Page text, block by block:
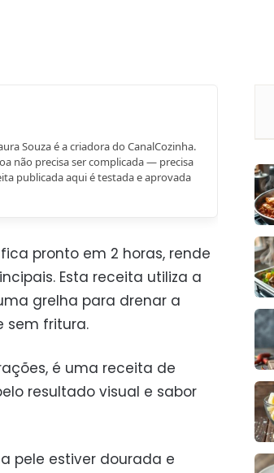
Souza é a criadora do CanalCozinha.
não precisa ser complicada — precisa
publicada aqui é testada e aprovada
pronto em 2 horas, rende
Esta receita utiliza a
grelha para drenar a
sem fritura.
é uma receita de
resultado visual e sabor
pele estiver dourada e